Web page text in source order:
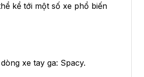
kể tới một số xe phổ biến
xe tay ga: Spacy.